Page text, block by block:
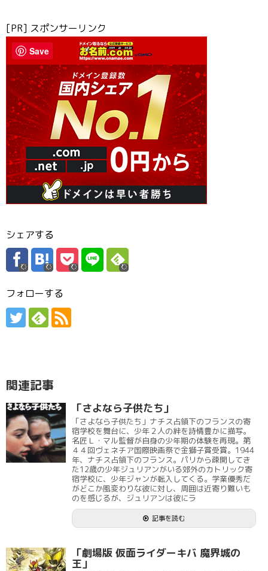
[PR] スポンサーリンク
シェアする
フォローする
関連記事
「さよなら子供たち」
「さよなら子供たち」ナチス占領下のフランスの寄
宿学校を舞台に、少年２人の絆を詩情豊かに描写。
名匠Ｌ・マル監督が自身の少年期の体験を再現。第
４４回ヴェネチア国際映画祭で金獅子賞受賞。1944
年、ナチス占領下のフランス。パリから疎開してき
た12歳の少年ジュリアンがいる郊外のカトリック寄
宿学校に、少年ジャンが転入してくる。学業優秀だ
がどこか風変わりな彼に対し、周囲は近寄り難いも
のを感じるが、ジュリアンは彼にラ
記事を読む
「劇場版 仮面ライダーキバ 魔界城の
王」
Save